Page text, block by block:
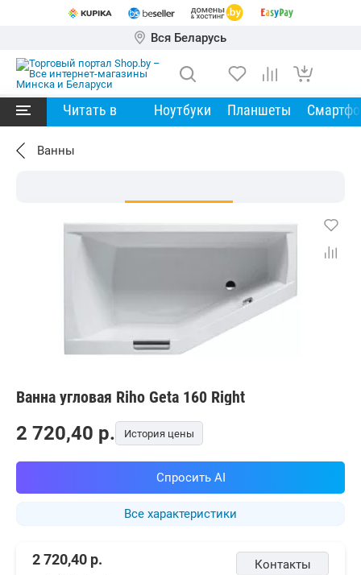
Вся Беларусь
Читать в Ноутбуки Планшеты
Ванны
Ванна угловая Riho Geta 160 Right
Все характеристики
2 720,40 p. История цены
Спросить AI
Контакты
2 720,40 р.